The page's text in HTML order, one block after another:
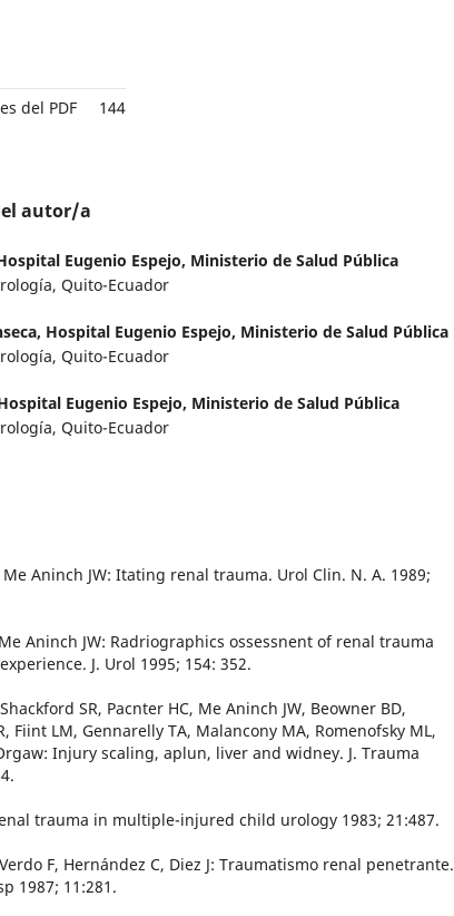
del PDF 144
autor/a
Eugenio Espejo, Ministerio de Salud Pública
Quito-Ecuador
Hospital Eugenio Espejo, Ministerio de Salud Pública
Quito-Ecuador
Eugenio Espejo, Ministerio de Salud Pública
Quito-Ecuador
Me Aninch JW: Itating renal trauma. Urol Clin. N. A. 1989;
Aninch JW: Radriographics ossessnent of renal trauma
J. Urol 1995; 154: 352.
SR, Pacnter HC, Me Aninch JW, Beowner BD,
Fiint LM, Gennarelly TA, Malancony MA, Romenofsky ML,
Injury scaling, aplun, liver and widney. J. Trauma
trauma in multiple-injured child urology 1983; 21:487.
F, Hernández C, Diez J: Traumatismo renal penetrante.
1987; 11:281.